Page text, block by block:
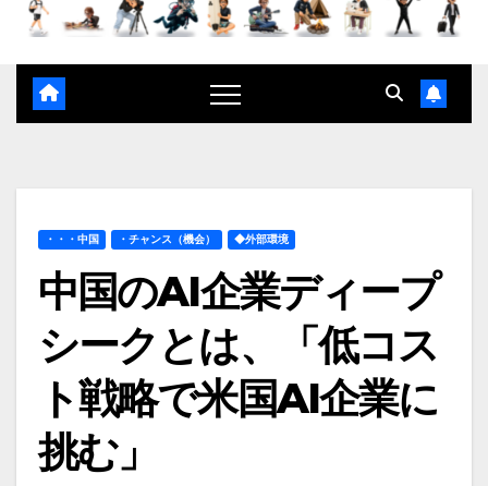
・・・中国 ・チャンス（機会） ◆外部環境
中国のAI企業ディープ
シークとは、「低コス
ト戦略で米国AI企業に
挑む」